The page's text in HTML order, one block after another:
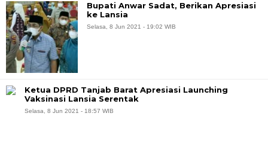
Bupati Anwar Sadat, Berikan Apresiasi
ke Lansia
Selasa, 8 Jun 2021 - 19:02 WIB
Ketua DPRD Tanjab Barat Apresiasi Launching
Vaksinasi Lansia Serentak
Selasa, 8 Jun 2021 - 18:57 WIB